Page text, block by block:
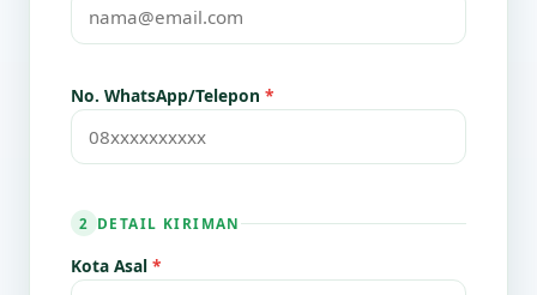
No. WhatsApp/Telepon *
2 DETAIL KIRIMAN
Kota Asal *